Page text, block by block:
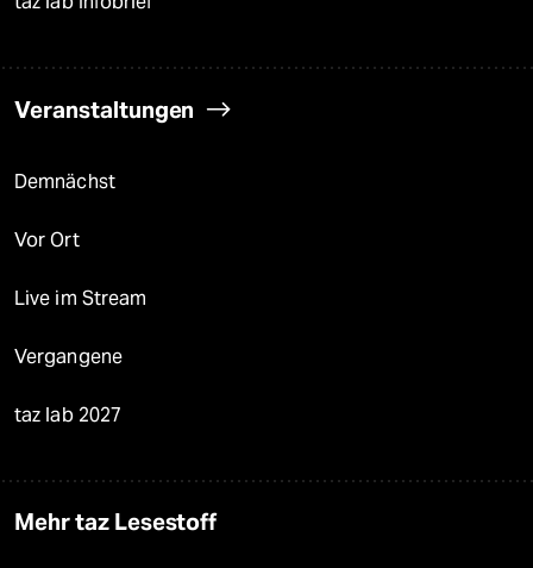
Veranstaltungen
Demnächst
Vor Ort
Live im Stream
Vergangene
taz lab 2027
Mehr taz Lesestoff